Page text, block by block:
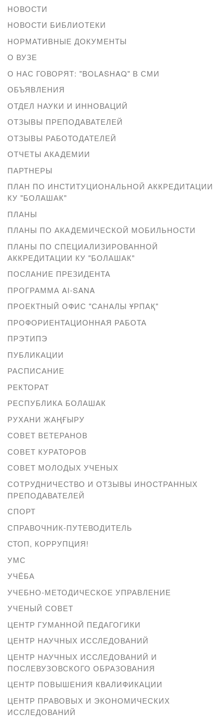
НОВОСТИ
НОВОСТИ БИБЛИОТЕКИ
НОРМАТИВНЫЕ ДОКУМЕНТЫ
О ВУЗЕ
О НАС ГОВОРЯТ: "BOLASHAQ" В СМИ
ОБЪЯВЛЕНИЯ
ОТДЕЛ НАУКИ И ИННОВАЦИЙ
ОТЗЫВЫ ПРЕПОДАВАТЕЛЕЙ
ОТЗЫВЫ РАБОТОДАТЕЛЕЙ
ОТЧЕТЫ АКАДЕМИИ
ПАРТНЕРЫ
ПЛАН ПО ИНСТИТУЦИОНАЛЬНОЙ АККРЕДИТАЦИИ
КУ "БОЛАШАК"
ПЛАНЫ
ПЛАНЫ ПО АКАДЕМИЧЕСКОЙ МОБИЛЬНОСТИ
ПЛАНЫ ПО СПЕЦИАЛИЗИРОВАННОЙ
АККРЕДИТАЦИИ КУ "БОЛАШАК"
ПОСЛАНИЕ ПРЕЗИДЕНТА
ПРОГРАММА AI-SANA
ПРОЕКТНЫЙ ОФИС "САНАЛЫ ҰРПАҚ"
ПРОФОРИЕНТАЦИОННАЯ РАБОТА
ПРЭТИПЭ
ПУБЛИКАЦИИ
РАСПИСАНИЕ
РЕКТОРАТ
РЕСПУБЛИКА БОЛАШАК
РУХАНИ ЖАҢҒЫРУ
СОВЕТ ВЕТЕРАНОВ
СОВЕТ КУРАТОРОВ
СОВЕТ МОЛОДЫХ УЧЕНЫХ
СОТРУДНИЧЕСТВО И ОТЗЫВЫ ИНОСТРАННЫХ
ПРЕПОДАВАТЕЛЕЙ
СПОРТ
СПРАВОЧНИК-ПУТЕВОДИТЕЛЬ
СТОП, КОРРУПЦИЯ!
УМС
УЧЁБА
УЧЕБНО-МЕТОДИЧЕСКОЕ УПРАВЛЕНИЕ
УЧЕНЫЙ СОВЕТ
ЦЕНТР ГУМАННОЙ ПЕДАГОГИКИ
ЦЕНТР НАУЧНЫХ ИССЛЕДОВАНИЙ
ЦЕНТР НАУЧНЫХ ИССЛЕДОВАНИЙ И
ПОСЛЕВУЗОВСКОГО ОБРАЗОВАНИЯ
ЦЕНТР ПОВЫШЕНИЯ КВАЛИФИКАЦИИ
ЦЕНТР ПРАВОВЫХ И ЭКОНОМИЧЕСКИХ
ИССЛЕДОВАНИЙ